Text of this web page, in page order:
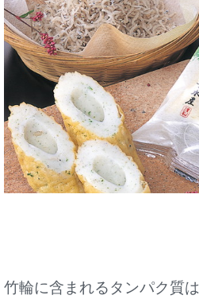
竹輪に含まれるタンパク質は